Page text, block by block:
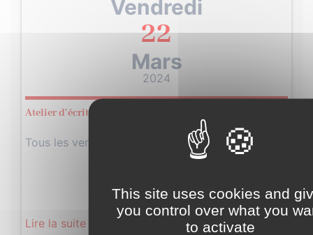
Vendredi
22
Mars
2024
Atelier d’écriture
Tous les vendredis de 16h à 17h30…
Lire la suite
This site uses cookies and
you control over what you
to activate